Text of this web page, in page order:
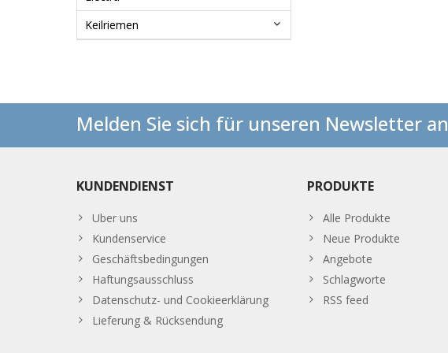
Keilriemen
Melden Sie sich für unseren Newsletter an
KUNDENDIENST
Uber uns
Kundenservice
Geschäftsbedingungen
Haftungsausschluss
Datenschutz- und Cookieerklärung
Lieferung & Rücksendung
PRODUKTE
Alle Produkte
Neue Produkte
Angebote
Schlagworte
RSS feed